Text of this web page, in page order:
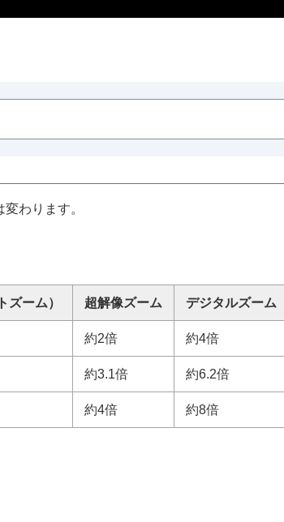
わります。
ズーム） 超解像ズーム デジタルズーム
約2倍 約4倍
約3.1倍 約6.2倍
約4倍 約8倍